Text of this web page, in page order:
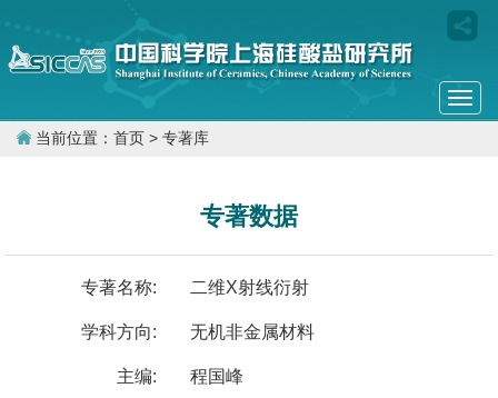
当前位置： 首页 > 专著库
专著数据
专著名称: 二维X射线衍射
学科方向: 无机非金属材料
主编: 程国峰